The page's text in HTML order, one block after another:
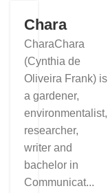
Chara
CharaChara
(Cynthia de
Oliveira Frank) is
a gardener,
environmentalist,
researcher,
writer and
bachelor in
Communicat...